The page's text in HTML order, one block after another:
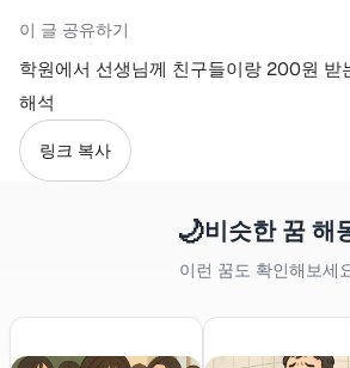
이 글 공유하기
학원에서 선생님께 친구들이랑 200원 받
해석
링크 복사
🌙비슷한 꿈 해
이런 꿈도 확인해보세